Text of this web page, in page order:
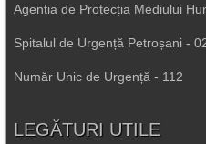
Agenția de Protecția Mediului
Spitalul de Urgență Petroșani -
Număr Unic de Urgență - 112
LEGĂTURI UTILE